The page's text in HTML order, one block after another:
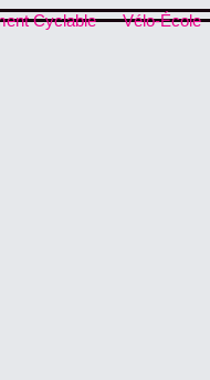
Cyclable Vélo-École